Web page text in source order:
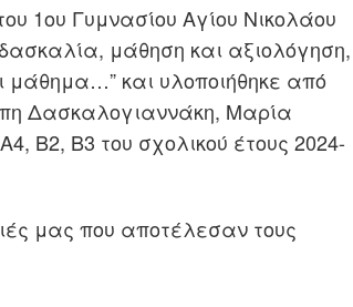
1ου Γυμνασίου Αγίου Νικολάου
μάθηση και αξιολόγηση,
μάθημα…” και υλοποιήθηκε από
Δασκαλογιαννάκη, Μαρία
Β2, Β3 του σχολικού έτους 2024-
μας που αποτέλεσαν τους